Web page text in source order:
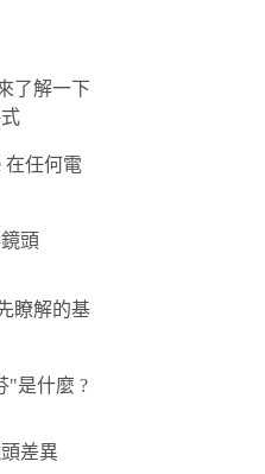
了解一下
在任何電
頭
瞭解的基
"是什麼 ?
差異